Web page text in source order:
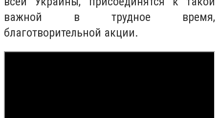
важной в трудное время,
благотворительной акции.